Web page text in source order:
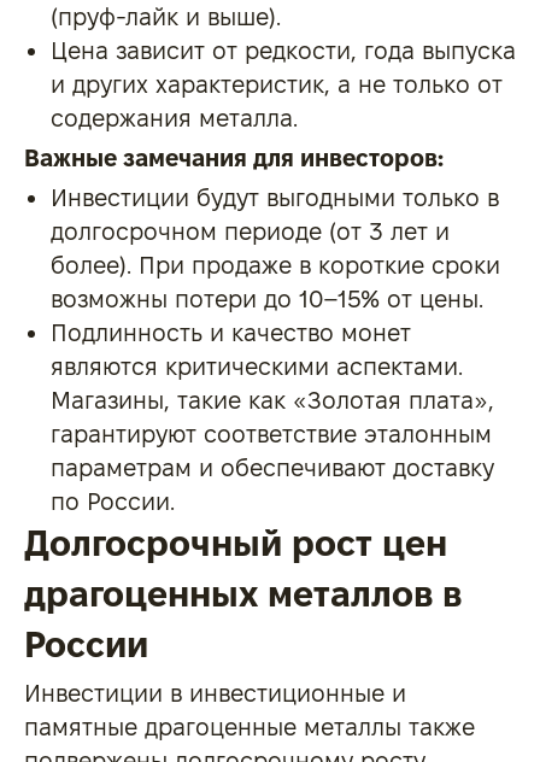
(пруф-лайк и выше).
Цена зависит от редкости, года выпуска
и других характеристик, а не только от
содержания металла.
Важные замечания для инвесторов:
Инвестиции будут выгодными только в
долгосрочном периоде (от 3 лет и
более). При продаже в короткие сроки
возможны потери до 10–15% от цены.
Подлинность и качество монет
являются критическими аспектами.
Магазины, такие как «Золотая плата»,
гарантируют соответствие эталонным
параметрам и обеспечивают доставку
по России.
Долгосрочный рост цен
драгоценных металлов в
России
Инвестиции в инвестиционные и
памятные драгоценные металлы также